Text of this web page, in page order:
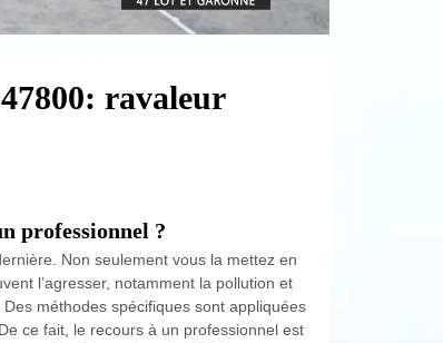
ravaleur
professionnel ?
Non seulement vous la mettez en
l’agresser, notamment la pollution et
méthodes spécifiques sont appliquées
ce fait, le recours à un professionnel est